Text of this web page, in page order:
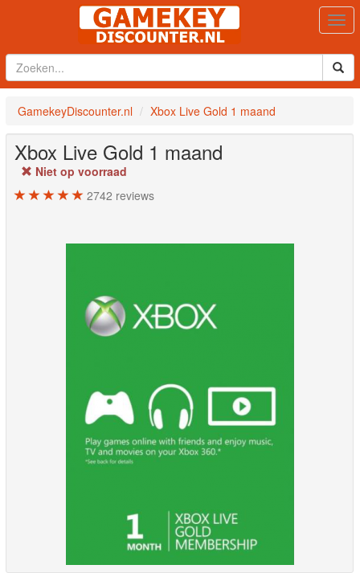
GamekeyDiscounter.nl Xbox Live Gold 1 maand
Xbox Live Gold 1 maand
Niet op voorraad
2742 reviews